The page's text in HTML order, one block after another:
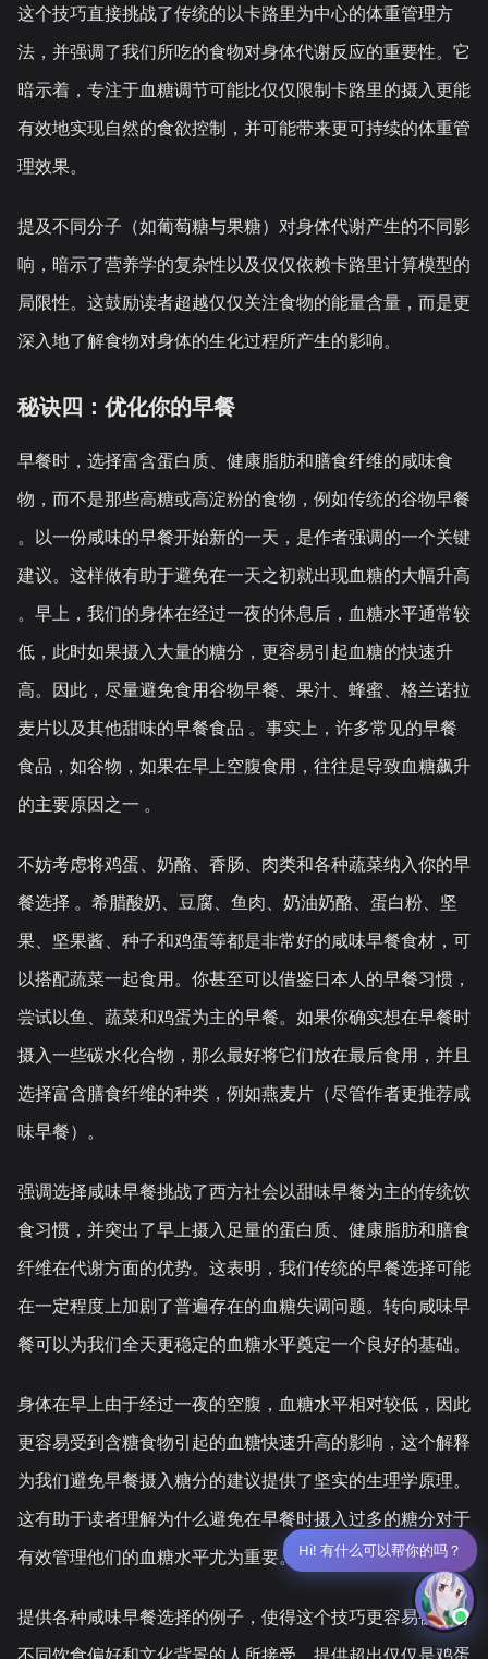
这个技巧直接挑战了传统的以卡路里为中心的体重管理方
法，并强调了我们所吃的食物对身体代谢反应的重要性。它
暗示着，专注于血糖调节可能比仅仅限制卡路里的摄入更能
有效地实现自然的食欲控制，并可能带来更可持续的体重管
理效果。
提及不同分子（如葡萄糖与果糖）对身体代谢产生的不同影
响，暗示了营养学的复杂性以及仅仅依赖卡路里计算模型的
局限性。这鼓励读者超越仅仅关注食物的能量含量，而是更
深入地了解食物对身体的生化过程所产生的影响。
秘诀四：优化你的早餐
早餐时，选择富含蛋白质、健康脂肪和膳食纤维的咸味食
物，而不是那些高糖或高淀粉的食物，例如传统的谷物早餐
。以一份咸味的早餐开始新的一天，是作者强调的一个关键
建议。这样做有助于避免在一天之初就出现血糖的大幅升高
。早上，我们的身体在经过一夜的休息后，血糖水平通常较
低，此时如果摄入大量的糖分，更容易引起血糖的快速升
高。因此，尽量避免食用谷物早餐、果汁、蜂蜜、格兰诺拉
麦片以及其他甜味的早餐食品 。事实上，许多常见的早餐
食品，如谷物，如果在早上空腹食用，往往是导致血糖飙升
的主要原因之一 。
不妨考虑将鸡蛋、奶酪、香肠、肉类和各种蔬菜纳入你的早
餐选择 。希腊酸奶、豆腐、鱼肉、奶油奶酪、蛋白粉、坚
果、坚果酱、种子和鸡蛋等都是非常好的咸味早餐食材，可
以搭配蔬菜一起食用。你甚至可以借鉴日本人的早餐习惯，
尝试以鱼、蔬菜和鸡蛋为主的早餐。如果你确实想在早餐时
摄入一些碳水化合物，那么最好将它们放在最后食用，并且
选择富含膳食纤维的种类，例如燕麦片（尽管作者更推荐咸
味早餐）。
强调选择咸味早餐挑战了西方社会以甜味早餐为主的传统饮
食习惯，并突出了早上摄入足量的蛋白质、健康脂肪和膳食
纤维在代谢方面的优势。这表明，我们传统的早餐选择可能
在一定程度上加剧了普遍存在的血糖失调问题。转向咸味早
餐可以为我们全天更稳定的血糖水平奠定一个良好的基础。
身体在早上由于经过一夜的空腹，血糖水平相对较低，因此
更容易受到含糖食物引起的血糖快速升高的影响，这个解释
为我们避免早餐摄入糖分的建议提供了坚实的生理学原理。
这有助于读者理解为什么避免在早餐时摄入过多的糖分对于
有效管理他们的血糖水平尤为重要。
提供各种咸味早餐选择的例子，使得这个技巧更容易被具有
Hi! 有什么可以帮你的吗？